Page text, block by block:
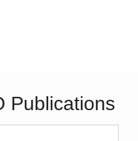
Publications